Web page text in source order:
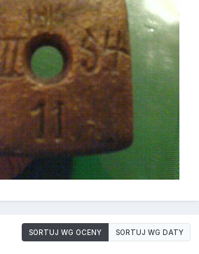
SORTUJ WG OCENY SORTUJ WG DATY